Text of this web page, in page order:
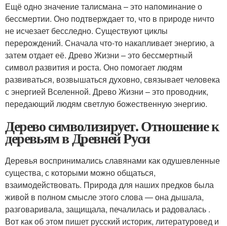
Ещё одно значение талисмана – это напоминание о
бессмертии. Оно подтверждает то, что в природе ничто
не исчезает бесследно. Существуют циклы
перерождений. Сначала что-то накапливает энергию, а
затем отдает её. Древо Жизни – это бессмертный
символ развития и роста. Оно помогает людям
развиваться, возвышаться духовно, связывает человека
с энергией Вселенной. Древо Жизни – это проводник,
передающий людям светлую божественную энергию.
Дерево символизирует. Отношение к
деревьям в Древней Руси
Деревья воспринимались славянами как одушевленные
существа, с которыми можно общаться,
взаимодействовать. Природа для наших предков была
живой в полном смысле этого слова — она дышала,
разговаривала, защищала, печалилась и радовалась .
Вот как об этом пишет русский историк, литературовед и